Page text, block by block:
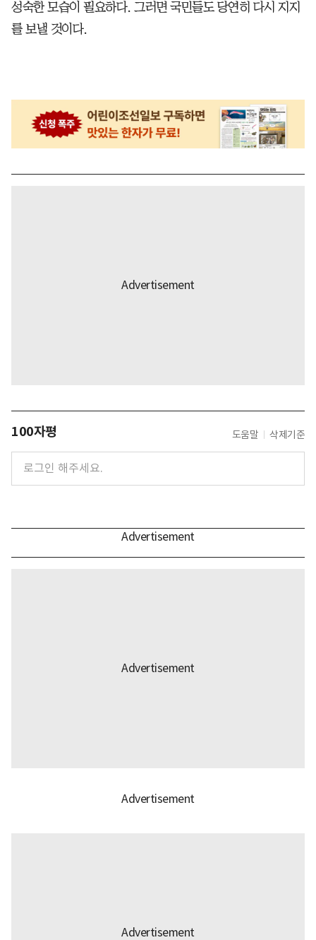
성숙한 모습이 필요하다. 그러면 국민들도 당연히 다시 지지
를 보낼 것이다.
100자평 도움말 삭제기준